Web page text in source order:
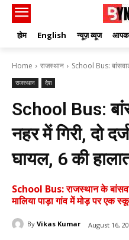
होम English न्यूज़ व्यूज
Home राजस्थान School Bus:
राजस्थान देश
School Bus:
नहर में गिरी, दो
घायल, 6 की
School Bus: राजस्थान के
मालिया पाड़ा गांव में मोड़ पर एक
By Vikas Kumar August 16,